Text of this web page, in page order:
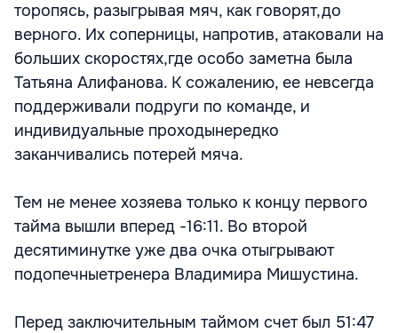
торопясь, разыгрывая мяч, как говорят,до
верного. Их соперницы, напротив, атаковали на
больших скоростях,где особо заметна была
Татьяна Алифанова. К сожалению, ее невсегда
поддерживали подруги по команде, и
индивидуальные проходынередко
заканчивались потерей мяча.
Тем не менее хозяева только к концу первого
тайма вышли вперед -16:11. Во второй
десятиминутке уже два очка отыгрывают
подопечныетренера Владимира Мишустина.
Перед заключительным таймом счет был 51:47